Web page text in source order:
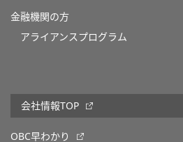
金融機関の方
アライアンスプログラム
会社情報TOP
OBC早わかり